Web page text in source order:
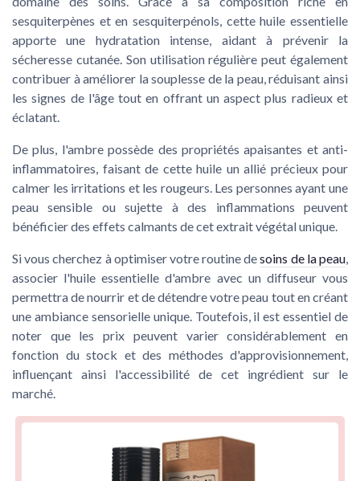
sesquiterpènes et en sesquiterpénols, cette huile essentielle
apporte une hydratation intense, aidant à prévenir la
sécheresse cutanée. Son utilisation régulière peut également
contribuer à améliorer la souplesse de la peau, réduisant ainsi
les signes de l'âge tout en offrant un aspect plus radieux et
éclatant.
De plus, l'ambre possède des propriétés apaisantes et anti-
inflammatoires, faisant de cette huile un allié précieux pour
calmer les irritations et les rougeurs. Les personnes ayant une
peau sensible ou sujette à des inflammations peuvent
bénéficier des effets calmants de cet extrait végétal unique.
Si vous cherchez à optimiser votre routine desoins de la peau,
associer l'huile essentielle d'ambre avec un diffuseur vous
permettra de nourrir et de détendre votre peau tout en créant
une ambiance sensorielle unique. Toutefois, il est essentiel de
noter que les prix peuvent varier considérablement en
fonction du stock et des méthodes d'approvisionnement,
influençant ainsi l'accessibilité de cet ingrédient sur le
marché.